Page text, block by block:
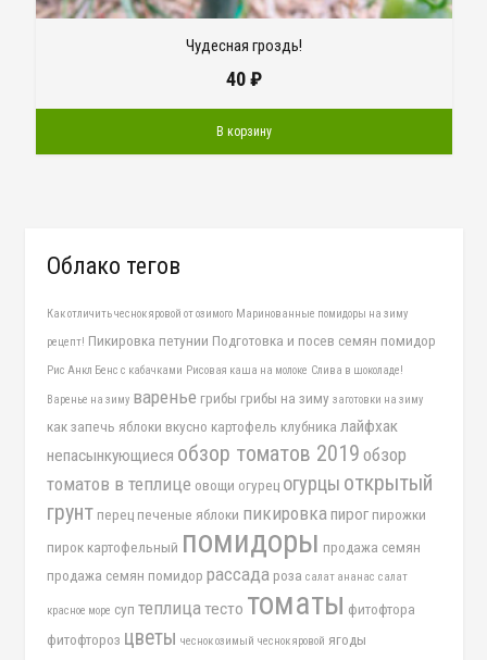
Чудесная гроздь!
40₽
В корзину
Облако тегов
Как отличить чеснок яровой от озимого Маринованные помидоры на зиму
рецепт! Пикировка петунии Подготовка и посев семян помидор
Рис Анкл Бенс с кабачками Рисовая каша на молоке Слива в шоколаде!
Варенье на зиму варенье грибы грибы на зиму заготовки на зиму
как запечь яблоки вкусно картофель клубника лайфхак
непасынкующиеся обзор томатов 2019 обзор
томатов в теплице овощи огурец огурцы открытый
грунт перец печеные яблоки пикировка пирог пирожки
пирок картофельный помидоры продажа семян
продажа семян помидор рассада роза салат ананас салат
красное море суп теплица тесто томаты фитофтора
фитофтороз цветы чеснок озимый чеснок яровой ягоды